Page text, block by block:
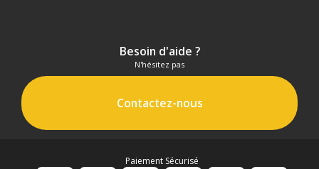
Besoin d'aide ?
N'hésitez pas
Contactez-nous
Paiement Sécurisé